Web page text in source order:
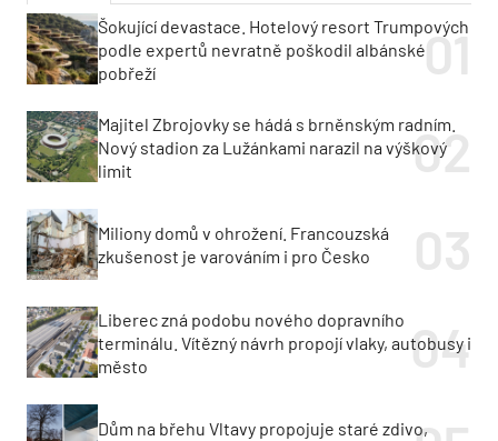
Šokující devastace. Hotelový resort Trumpových
podle expertů nevratně poškodil albánské
pobřeží
Majitel Zbrojovky se hádá s brněnským radním.
Nový stadion za Lužánkami narazil na výškový
limit
Miliony domů v ohrožení. Francouzská
zkušenost je varováním i pro Česko
Liberec zná podobu nového dopravního
terminálu. Vítězný návrh propojí vlaky, autobusy i
město
Dům na břehu Vltavy propojuje staré zdivo,